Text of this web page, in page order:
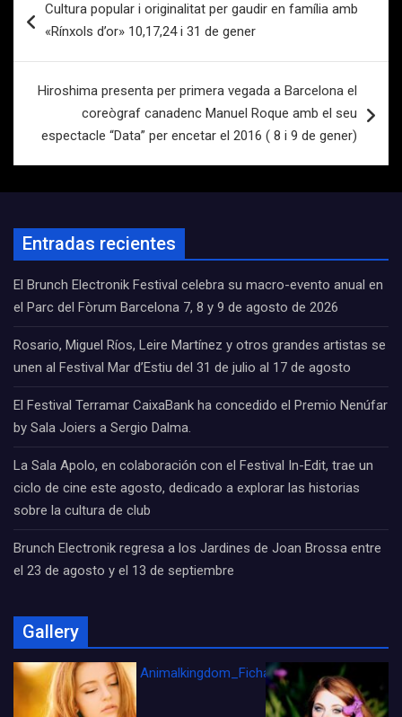
de
Cultura popular i originalitat per gaudir en família amb
«Rínxols d’or» 10,17,24 i 31 de gener
Hiroshima presenta per primera vegada a Barcelona el
coreògraf canadenc Manuel Roque amb el seu
espectacle “Data” per encetar el 2016 ( 8 i 9 de gener)
Entradas recientes
El Brunch Electronik Festival celebra su macro-evento anual en
el Parc del Fòrum Barcelona 7, 8 y 9 de agosto de 2026
Rosario, Miguel Ríos, Leire Martínez y otros grandes artistas se
unen al Festival Mar d’Estiu del 31 de julio al 17 de agosto
El Festival Terramar CaixaBank ha concedido el Premio Nenúfar
by Sala Joiers a Sergio Dalma.
La Sala Apolo, en colaboración con el Festival In-Edit, trae un
ciclo de cine este agosto, dedicado a explorar las historias
sobre la cultura de club
Brunch Electronik regresa a los Jardines de Joan Brossa entre
el 23 de agosto y el 13 de septiembre
Gallery
Animalkingdom_FichaCine